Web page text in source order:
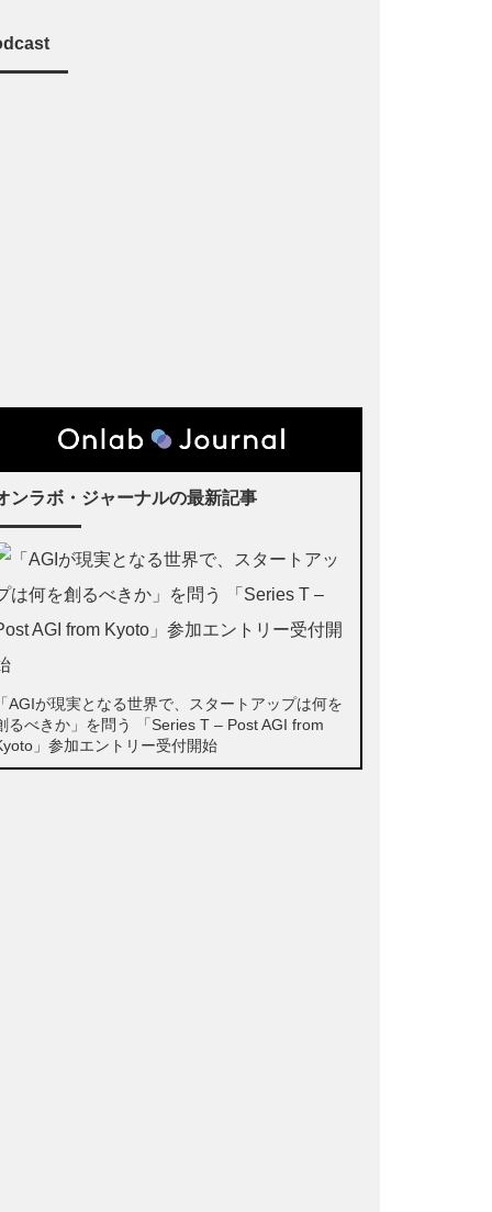
ンラボ・ジャーナルの最新記事
「AGIが現実となる世界で、スタートアップは何を
るべきか」を問う 「Series T – Post AGI from
」参加エントリー受付開始